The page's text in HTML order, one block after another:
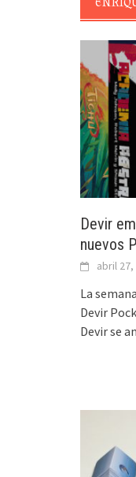
Devir
nuevos
abril 27,
La
Devir
Devir se